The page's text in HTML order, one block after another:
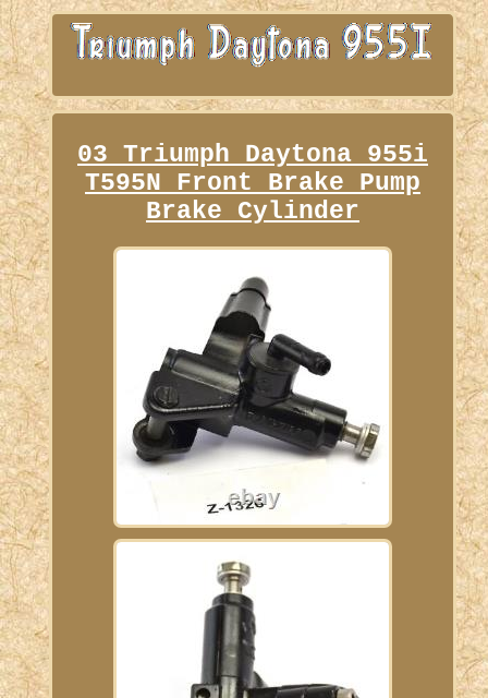
03 Triumph Daytona 955i
T595N Front Brake Pump
Brake Cylinder